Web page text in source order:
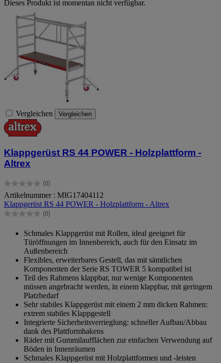
Dieses Produkt ist momentan nicht verfügbar.
Vergleichen Vergleichen
Klappgerüst RS 44 POWER - Holzplattform -
Altrex
(0)
0.0
von
5
Sternen.
Artikelnummer : MIG17404112
Klappgerüst RS 44 POWER - Holzplattform - Altrex
(0)
0.0
Sternen.
Schmales Klappgerüst mit Rollen, ideal geeignet für
Türöffnungen im Innenbereich, auch für den Einsatz im
Außenbereich
Flexibles, erweiterbares Gestell, das mit sämtlichen
Komponenten der Serie RS TOWER 5 kompatibel ist
Teil des Rahmens klappbar, nur wenige Komponenten
müssen angebracht werden, in einem klappbar, mit geringem
Platzbedarf
Sehr stabiles Klappgerüst mit einem 2 mm dicken Rahmen:
extrem stabiles Klappgestell
Integrierte Sicherheitsverrieglung: schneller Aufbau/Abbau
dank des Plattformhakens
Räder mit Gummilaufflächen zur einfachen Verwendung auf
Böden in Innenräumen
Schmales Klappgerüst mit Holzplattformen und -leisten